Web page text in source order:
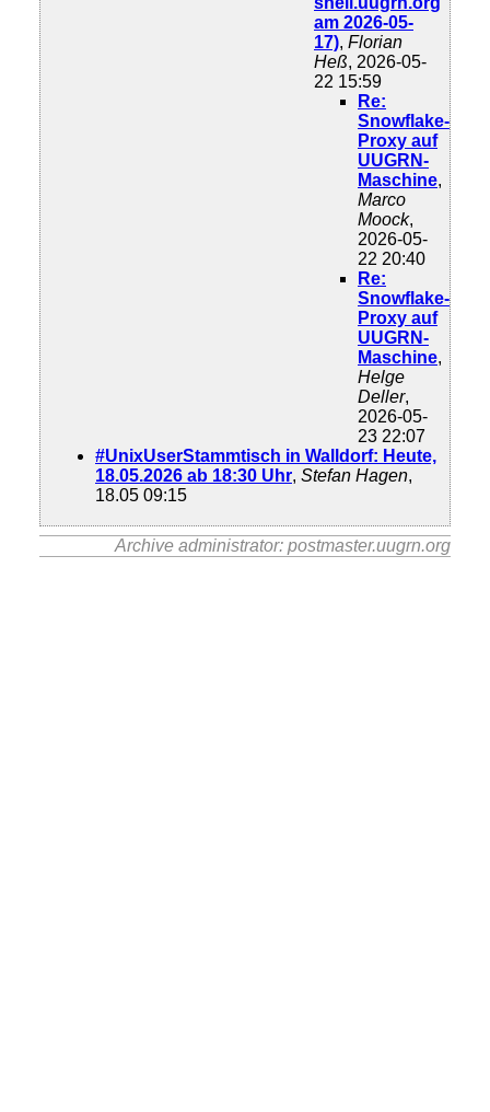
am 2026-05-
17), Florian
Heß, 2026-05-
22 15:59
Re:
Snowflake-
Proxy auf
UUGRN-
Maschine,
Marco
Moock,
2026-05-
22 20:40
Re:
Snowflake-
Proxy auf
UUGRN-
Maschine,
Helge
Deller,
2026-05-
23 22:07
#UnixUserStammtisch in Walldorf: Heute,
18.05.2026 ab 18:30 Uhr, Stefan Hagen,
18.05 09:15
Archive administrator: postmaster.uugrn.org